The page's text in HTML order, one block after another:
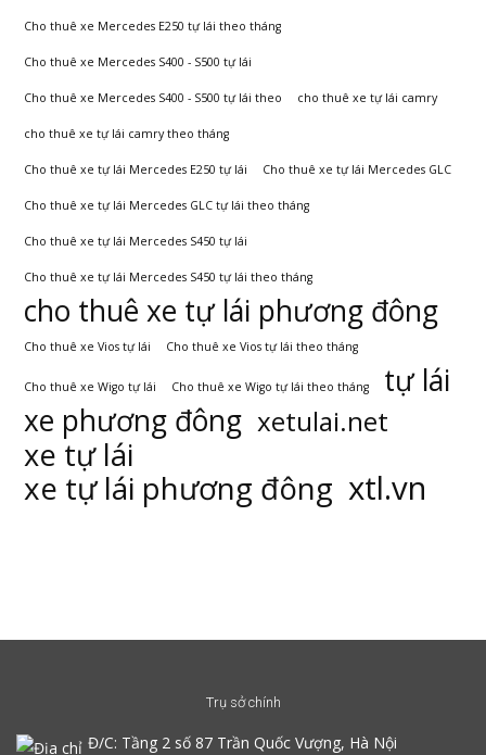
Cho thuê xe Mercedes E250 tự lái theo tháng
Cho thuê xe Mercedes S400 - S500 tự lái
Cho thuê xe Mercedes S400 - S500 tự lái theo cho thuê xe tự lái camry
cho thuê xe tự lái camry theo tháng
Cho thuê xe tự lái Mercedes E250 tự lái Cho thuê xe tự lái Mercedes GLC
Cho thuê xe tự lái Mercedes GLC tự lái theo tháng
Cho thuê xe tự lái Mercedes S450 tự lái
Cho thuê xe tự lái Mercedes S450 tự lái theo tháng
cho thuê xe tự lái phương đông
Cho thuê xe Vios tự lái Cho thuê xe Vios tự lái theo tháng
Cho thuê xe Wigo tự lái Cho thuê xe Wigo tự lái theo tháng
tự lái
xe phương đông xetulai.net
xe tự lái
xe tự lái phương đông xtl.vn
Trụ sở chính
Đ/C: Tầng 2 số 87 Trần Quốc Vượng, Hà Nội